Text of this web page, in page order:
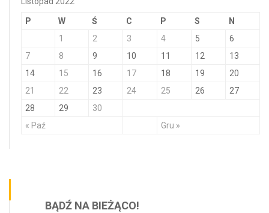
P W Ś C P S N
« Paź Gru »
1 2 3 4 5
6
7
8 9 10 11 12
13
14
15 16 17 18 19
20
21
22 23 24 25 26
27
28
29 30
BĄDŹ NA BIEŻĄCO!